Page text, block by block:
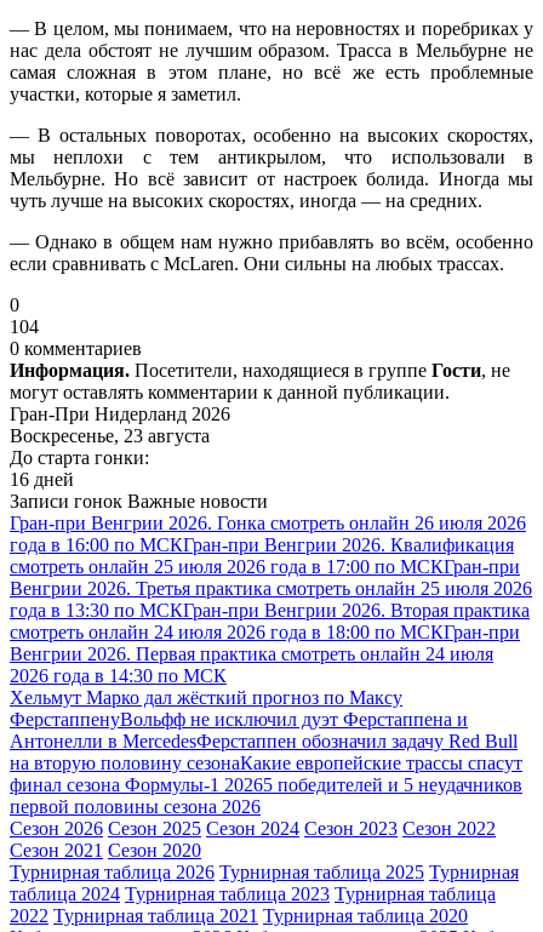
— В целом, мы понимаем, что на неровностях и поребриках у
нас дела обстоят не лучшим образом. Трасса в Мельбурне не
самая сложная в этом плане, но всё же есть проблемные
участки, которые я заметил.
— В остальных поворотах, особенно на высоких скоростях,
мы неплохи с тем антикрылом, что использовали в
Мельбурне. Но всё зависит от настроек болида. Иногда мы
чуть лучше на высоких скоростях, иногда — на средних.
— Однако в общем нам нужно прибавлять во всём, особенно
если сравнивать с McLaren. Они сильны на любых трассах.
0
104
0 комментариев
Информация. Посетители, находящиеся в группе Гости, не
могут оставлять комментарии к данной публикации.
Гран-При Нидерланд 2026
Воскресенье, 23 августа
До старта гонки:
16 дней
Записи гонок Важные новости
Гран-при Венгрии 2026. Гонка смотреть онлайн 26 июля 2026
года в 16:00 по МСКГран-при Венгрии 2026. Квалификация
смотреть онлайн 25 июля 2026 года в 17:00 по МСКГран-при
Венгрии 2026. Третья практика смотреть онлайн 25 июля 2026
года в 13:30 по МСКГран-при Венгрии 2026. Вторая практика
смотреть онлайн 24 июля 2026 года в 18:00 по МСКГран-при
Венгрии 2026. Первая практика смотреть онлайн 24 июля
2026 года в 14:30 по МСК
Хельмут Марко дал жёсткий прогноз по Максу
ФерстаппенуВольфф не исключил дуэт Ферстаппена и
Антонелли в MercedesФерстаппен обозначил задачу Red Bull
на вторую половину сезонаКакие европейские трассы спасут
финал сезона Формулы-1 20265 победителей и 5 неудачников
первой половины сезона 2026
Сезон 2026 Сезон 2025 Сезон 2024 Сезон 2023 Сезон 2022
Сезон 2021 Сезон 2020
Турнирная таблица 2026 Турнирная таблица 2025 Турнирная
таблица 2024 Турнирная таблица 2023 Турнирная таблица
2022 Турнирная таблица 2021 Турнирная таблица 2020